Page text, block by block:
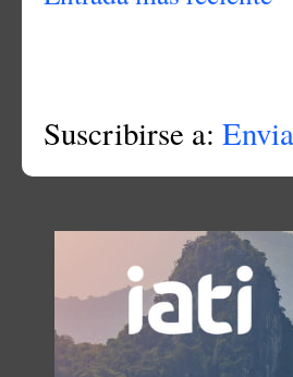
Suscribirse a: